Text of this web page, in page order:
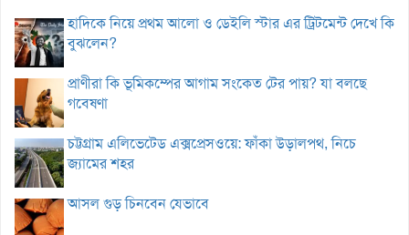
হাদিকে নিয়ে প্রথম আলো ও ডেইলি স্টার এর ট্রিটমেন্ট দেখে কি
বুঝলেন?
প্রাণীরা কি ভূমিকম্পের আগাম সংকেত টের পায়? যা বলছে
গবেষণা
চট্টগ্রাম এলিভেটেড এক্সপ্রেসওয়ে: ফাঁকা উড়ালপথ, নিচে
জ্যামের শহর
আসল গুড় চিনবেন যেভাবে